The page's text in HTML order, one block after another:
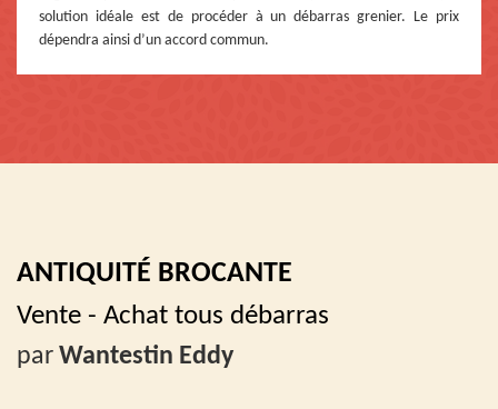
solution idéale est de procéder à un débarras grenier. Le prix
dépendra ainsi d’un accord commun.
ANTIQUITÉ BROCANTE
Vente - Achat tous débarras
par Wantestin Eddy